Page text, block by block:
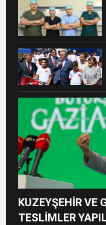
KUZEYŞEHİR VE
TESLİMLER